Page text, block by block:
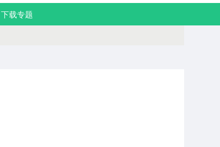
下载专题